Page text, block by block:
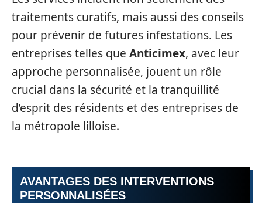
traitements curatifs, mais aussi des conseils
pour prévenir de futures infestations. Les
entreprises telles que Anticimex, avec leur
approche personnalisée, jouent un rôle
crucial dans la sécurité et la tranquillité
d’esprit des résidents et des entreprises de
la métropole lilloise.
AVANTAGES DES INTERVENTIONS
PERSONNALISÉES